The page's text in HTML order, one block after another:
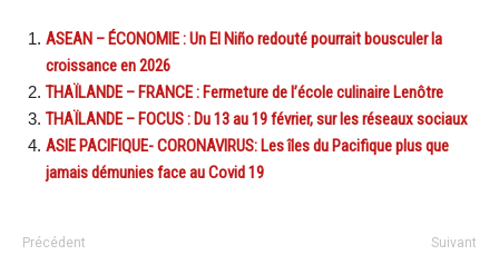
ASEAN – ÉCONOMIE : Un El Niño redouté pourrait bousculer la
croissance en 2026
THAÏLANDE – FRANCE : Fermeture de l’école culinaire Lenôtre
THAÏLANDE – FOCUS : Du 13 au 19 février, sur les réseaux sociaux
ASIE PACIFIQUE- CORONAVIRUS: Les îles du Pacifique plus que
jamais démunies face au Covid 19
Précédent Suivant